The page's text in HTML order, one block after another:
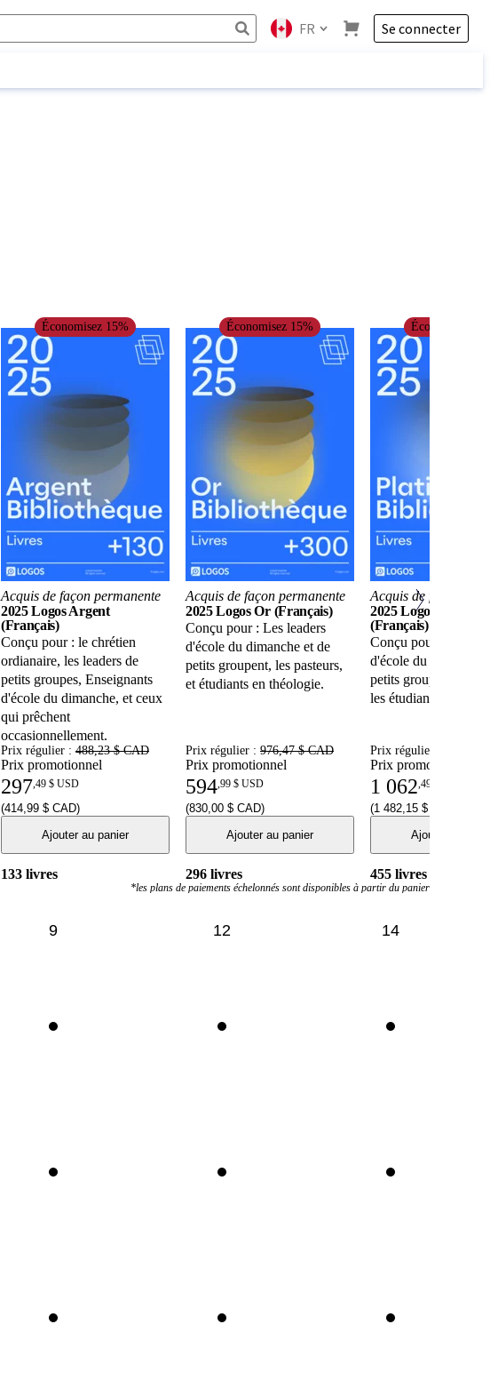
FR Se connecter
Économisez 15%
Acquis de façon permanente
2025 Logos Argent
(Français)
Conçu pour : le chrétien
ordianaire, les leaders de
petits groupes, Enseignants
d'école du dimanche, et ceux
qui prêchent
occasionnellement.
Prix régulier : 488,23 $ CAD
Prix promotionnel
297,49 $ USD
(414,99 $ CAD)
Ajouter au panier
133 livres
Économisez 15%
Acquis de façon permanente
2025 Logos Or (Français)
Conçu pour : Les leaders
d'école du dimanche et de
petits groupent, les pasteurs,
et étudiants en théologie.
Prix régulier : 976,47 $ CAD
Prix promotionnel
594,99 $ USD
(830,00 $ CAD)
Ajouter au panier
296 livres
Économisez
Acquis de façon
2025 Logos Platine
(Français)
Conçu pour : Les
d'école du dimanche
petits groupes, les
les étudiants en
Prix régulier :
Prix promotionnel
1 062,49 $ USD
(1 482,15 $ CAD)
Ajouter au
455 livres
*les plans de paiements échelonnés sont disponibles à partir du panier
9 12 14